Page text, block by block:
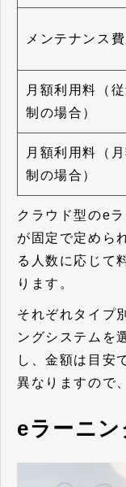
メンテナンス費
月額利用料（
制の場合）
月額利用料（
制の場合）
クラウド型のe
が固定で定めら
る人数に応じて
ります。
それぞれタイプ
ングシステムを
し、金額は目安
異なりますので
eラーニ